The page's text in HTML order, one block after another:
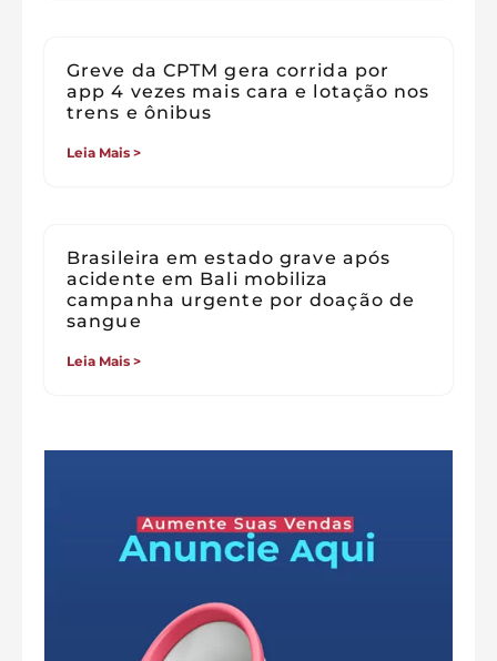
Greve da CPTM gera corrida por
app 4 vezes mais cara e lotação nos
trens e ônibus
Leia Mais >
Brasileira em estado grave após
acidente em Bali mobiliza
campanha urgente por doação de
sangue
Leia Mais >